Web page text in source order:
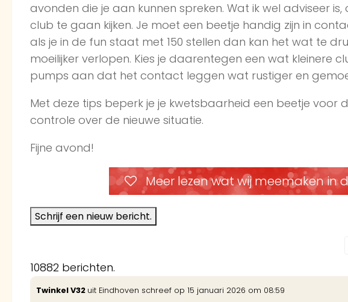
avonden die je aan kunnen spreken. Wat ik wel adviseer
club te gaan kijken. Je moet een beetje handig zijn in
als je in de fun staat met 150 stellen dan kan het wat te
moeilijker verlopen. Kies je daarentegen een wat kleinere
pumps aan dat het contact leggen wat rustiger en
Met deze tips beperk je je kwetsbaarheid een beetje voor
controle over de nieuwe situatie.
Fijne avond!
Meer lezen wat wij meemaken in
10882 berichten.
Twinkel V32 uit Eindhoven schreef op 15 januari 2026 om 08:59